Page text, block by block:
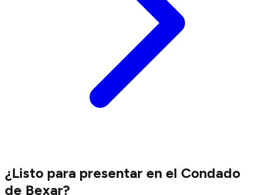
¿Listo para presentar en el Condado
de Bexar?